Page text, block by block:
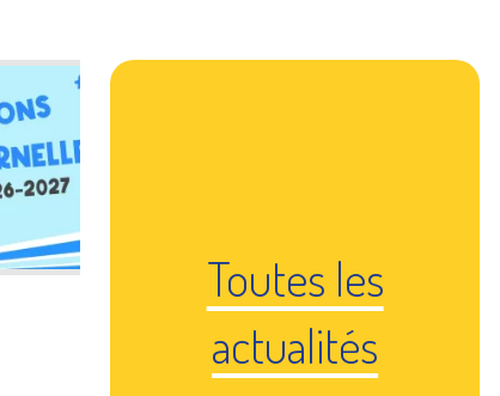
Toutes les
actualités